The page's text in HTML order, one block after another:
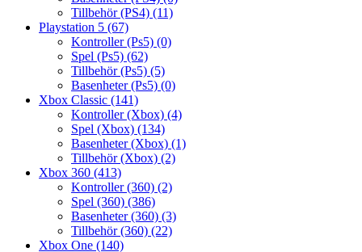
Tillbehör (PS4) (11)
Playstation 5 (67)
Kontroller (Ps5) (0)
Spel (Ps5) (62)
Tillbehör (Ps5) (5)
Basenheter (Ps5) (0)
Xbox Classic (141)
Kontroller (Xbox) (4)
Spel (Xbox) (134)
Basenheter (Xbox) (1)
Tillbehör (Xbox) (2)
Xbox 360 (413)
Kontroller (360) (2)
Spel (360) (386)
Basenheter (360) (3)
Tillbehör (360) (22)
Xbox One (140)